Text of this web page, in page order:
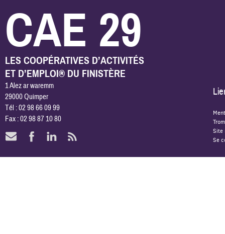
CAE 29
LES COOPÉRATIVES D’ACTIVITÉS
ET D’EMPLOI® DU FINISTÈRE
1 Alez ar waremm
29000 Quimper
Tél : 02 98 66 09 99
Fax : 02 98 87 10 80
Site
Se